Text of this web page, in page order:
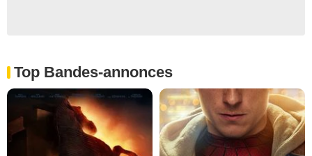
Top Bandes-annonces